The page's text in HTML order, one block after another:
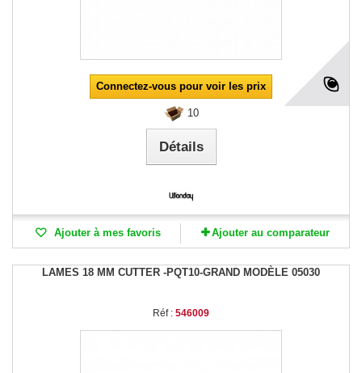
Connectez-vous pour voir les prix
10
Détails
Ajouter à mes favoris Ajouter au comparateur
LAMES 18 MM CUTTER -PQT10-GRAND MODÈLE 05030
Réf : 546009